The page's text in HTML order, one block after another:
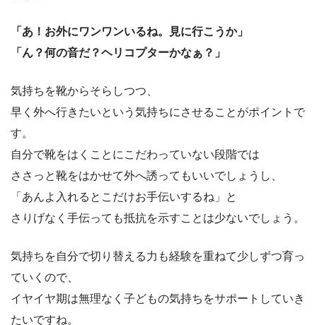
「あ！お外にワンワンいるね。見に行こうか」
「ん？何の音だ？ヘリコプターかなぁ？」
気持ちを靴からそらしつつ、
早く外へ行きたいという気持ちにさせることがポイントで
す。
自分で靴をはくことにこだわっていない段階では
ささっと靴をはかせて外へ誘ってもいいでしょうし、
「あんよ入れるとこだけお手伝いするね」と
さりげなく手伝っても抵抗を示すことは少ないでしょう。
気持ちを自分で切り替える力も経験を重ねて少しずつ育っ
ていくので、
イヤイヤ期は無理なく子どもの気持ちをサポートしていき
たいですね。